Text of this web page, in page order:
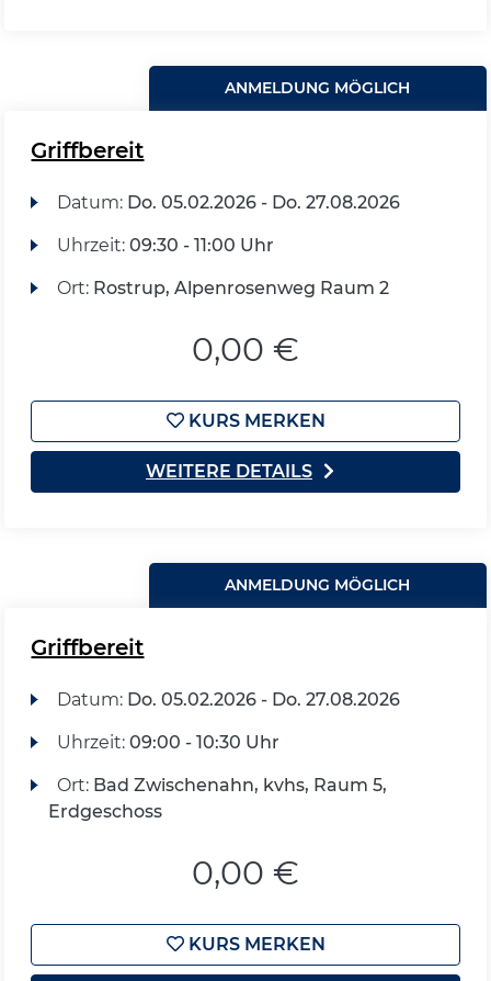
ANMELDUNG MÖGLICH
Griffbereit
Datum: Do. 05.02.2026 - Do. 27.08.2026
Uhrzeit: 09:30 - 11:00 Uhr
Ort: Rostrup, Alpenrosenweg Raum 2
0,00 €
KURS MERKEN
WEITERE DETAILS
ANMELDUNG MÖGLICH
Griffbereit
Datum: Do. 05.02.2026 - Do. 27.08.2026
Uhrzeit: 09:00 - 10:30 Uhr
Ort: Bad Zwischenahn, kvhs, Raum 5,
Erdgeschoss
0,00 €
KURS MERKEN